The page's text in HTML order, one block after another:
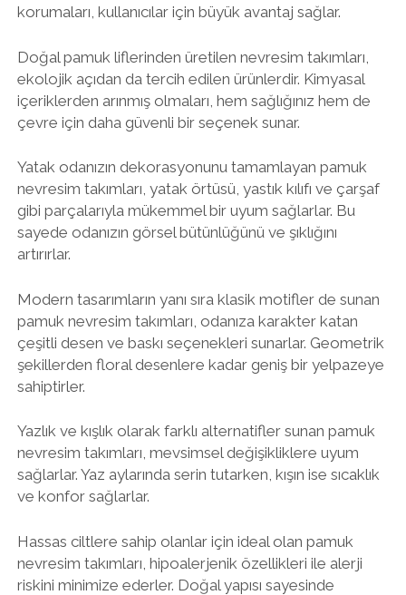
korumaları, kullanıcılar için büyük avantaj sağlar.
Doğal pamuk liflerinden üretilen nevresim takımları,
ekolojik açıdan da tercih edilen ürünlerdir. Kimyasal
içeriklerden arınmış olmaları, hem sağlığınız hem de
çevre için daha güvenli bir seçenek sunar.
Yatak odanızın dekorasyonunu tamamlayan pamuk
nevresim takımları, yatak örtüsü, yastık kılıfı ve çarşaf
gibi parçalarıyla mükemmel bir uyum sağlarlar. Bu
sayede odanızın görsel bütünlüğünü ve şıklığını
artırırlar.
Modern tasarımların yanı sıra klasik motifler de sunan
pamuk nevresim takımları, odanıza karakter katan
çeşitli desen ve baskı seçenekleri sunarlar. Geometrik
şekillerden floral desenlere kadar geniş bir yelpazeye
sahiptirler.
Yazlık ve kışlık olarak farklı alternatifler sunan pamuk
nevresim takımları, mevsimsel değişikliklere uyum
sağlarlar. Yaz aylarında serin tutarken, kışın ise sıcaklık
ve konfor sağlarlar.
Hassas ciltlere sahip olanlar için ideal olan pamuk
nevresim takımları, hipoalerjenik özellikleri ile alerji
riskini minimize ederler. Doğal yapısı sayesinde